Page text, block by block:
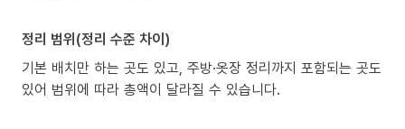
정리 범위(정리 수준 차이)
기본 배치만 하는 곳도 있고, 주방·옷장 정리까지 포함되는 곳도
있어 범위에 따라 총액이 달라질 수 있습니다.